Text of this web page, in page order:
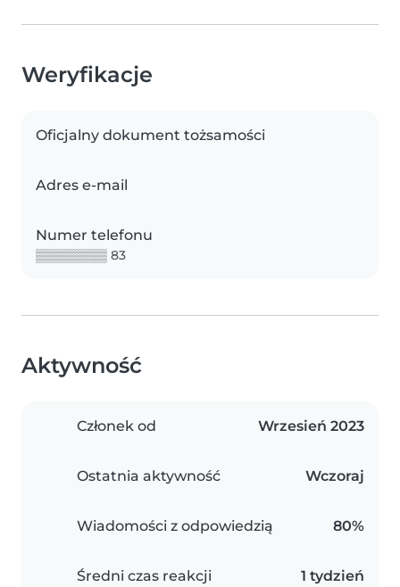
Weryfikacje
Oficjalny dokument tożsamości
Adres e-mail
Numer telefonu
▒▒▒▒▒▒▒▒ 83
Aktywność
Członek od Wrzesień 2023
Ostatnia aktywność Wczoraj
Wiadomości z odpowiedzią 80%
Średni czas reakcji 1 tydzień